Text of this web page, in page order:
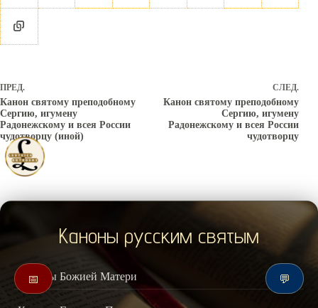
ПРЕД.
Канон святому преподобному
Сергию, игумену
Радонежскому и всея России
чудотворцу (иной)
СЛЕД.
Канон святому преподобному
Сергию, игумену
Радонежскому и всея России
чудотворцу
Каноны русским святым
Каноны Божией Матери
📅 💬